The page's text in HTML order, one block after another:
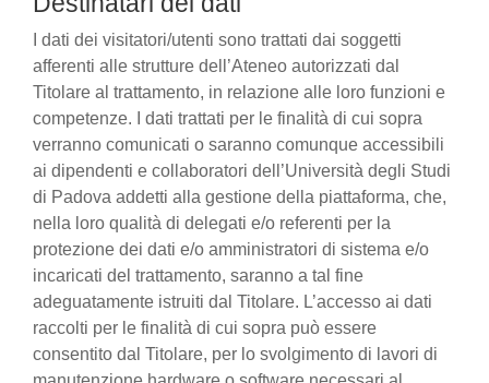
I dati dei visitatori/utenti sono trattati dai soggetti
afferenti alle strutture dell’Ateneo autorizzati dal
Titolare al trattamento, in relazione alle loro funzioni e
competenze. I dati trattati per le finalità di cui sopra
verranno comunicati o saranno comunque accessibili
ai dipendenti e collaboratori dell’Università degli Studi
di Padova addetti alla gestione della piattaforma, che,
nella loro qualità di delegati e/o referenti per la
protezione dei dati e/o amministratori di sistema e/o
incaricati del trattamento, saranno a tal fine
adeguatamente istruiti dal Titolare. L’accesso ai dati
raccolti per le finalità di cui sopra può essere
consentito dal Titolare, per lo svolgimento di lavori di